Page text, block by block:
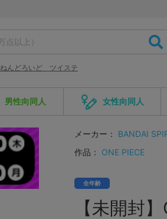
ねんどろいど ツイステ
男性向同人 女性向同人
メーカー： BANDAI
作品：
ONE PIECE
全年齢
【未開封